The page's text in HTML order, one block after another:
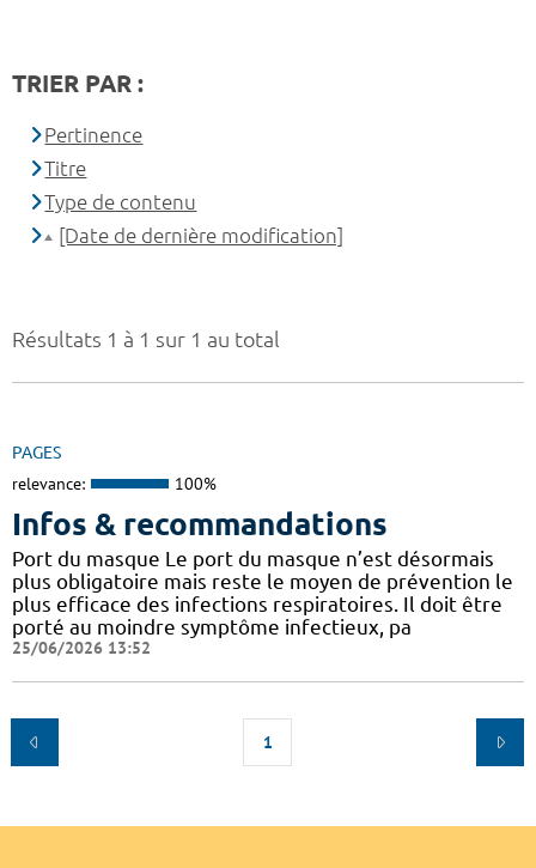
Résultats 1 à 1 sur 1 au total
PAGES
relevance: 100%
Infos & recommandations
Port du masque Le port du masque n’est désormais
plus obligatoire mais reste le moyen de prévention le
plus efficace des infections respiratoires. Il doit être
porté au moindre symptôme infectieux, pa
25/06/2026 13:52
1
TRIER PAR :
Pertinence
Titre
Type de contenu
[Date de dernière modification]